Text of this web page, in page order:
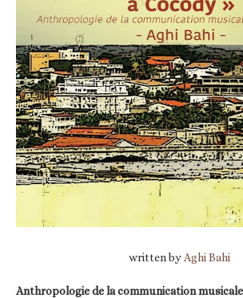
written by Aghi Bahi
Anthropologie de la communication musicale